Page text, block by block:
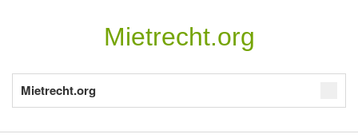
Mietrecht.org
Mietrecht.org